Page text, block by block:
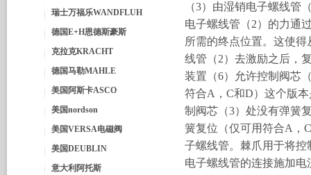
瑞士万福乐WANDFLUH
德国E+H恩德斯豪斯
克拉克KRACHT
德国马勒MAHLE
美国阿斯卡ASCO
美国nordson
美国VERSA电磁阀
美国DEUBLIN
意大利阿托斯
（3）由湿销电子螺线管
电子螺线管（2）的力通
所需的终点位置。这使
线管（2）去激励之后，
装置（6）允许控制阀芯
符合A，C和D）这个版
制阀芯（3）处没有弹簧
簧复位（仅可用符合A，
子螺线管。棘爪用于将
电子螺线管的连接施加